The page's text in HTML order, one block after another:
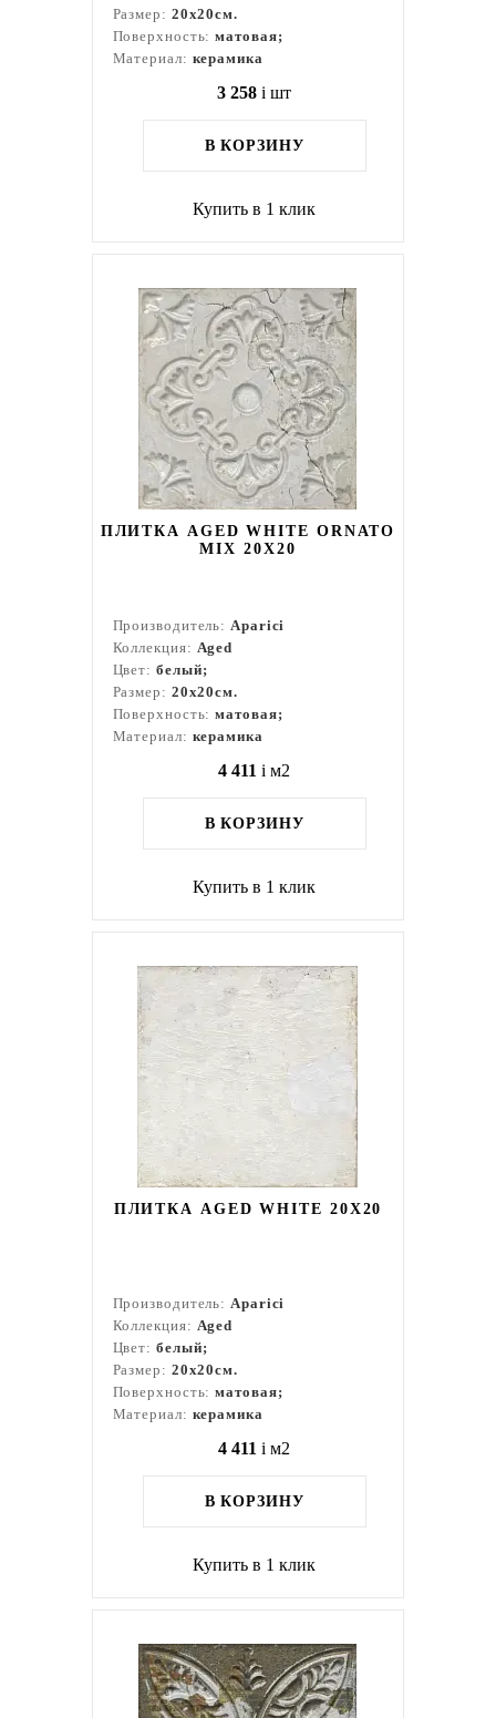
Размер: 20x20см.
Поверхность:матовая;
Материал: керамика
3 258 i шт
В КОРЗИНУ
Купить в 1 клик
ПЛИТКА AGED WHITE ORNATO
MIX 20Х20
Производитель:Aparici
Коллекция: Aged
Цвет: белый;
Размер: 20x20см.
Поверхность:матовая;
Материал: керамика
4 411 i м2
В КОРЗИНУ
Купить в 1 клик
ПЛИТКА AGED WHITE 20Х20
Производитель:Aparici
Коллекция: Aged
Цвет: белый;
Размер: 20x20см.
Поверхность:матовая;
Материал: керамика
4 411 i м2
В КОРЗИНУ
Купить в 1 клик